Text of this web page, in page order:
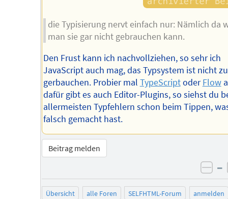
die Typisierung nervt einfach nur: Nämlich da
man sie gar nicht gebrauchen kann.
Den Frust kann ich nachvollziehen, so sehr ich
JavaScript auch mag, das Typsystem ist nicht zu
gerbauchen. Probier mal TypeScriptoderFlow
dafür gibt es auch Editor-Plugins, so siehst du
allermeisten Typfehlern schon beim Tippen,
falsch gemacht hast.
Beitrag melden
–
Übersicht alle Foren SELFHTML-Forum
anmelden